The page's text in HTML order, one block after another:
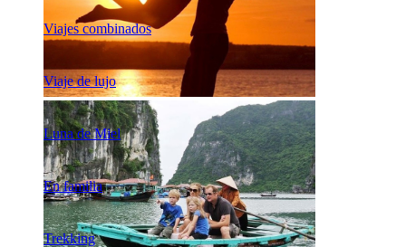
Viajes combinados
Viaje de lujo
Luna de Miel
En familia
Trekking